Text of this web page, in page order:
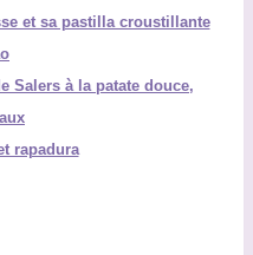
et sa pastilla croustillante
Salers à la patate douce,
rapadura